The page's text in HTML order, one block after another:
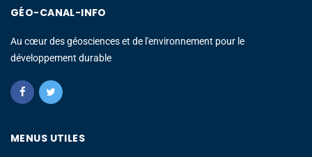
GÉO-CANAL-INFO
Au cœur des géosciences et de l'environnement pour le
développement durable
MENUS UTILES